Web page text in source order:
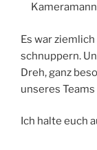
Es war
schnuppern.
Dreh, ganz
unseres
Ich halte euch